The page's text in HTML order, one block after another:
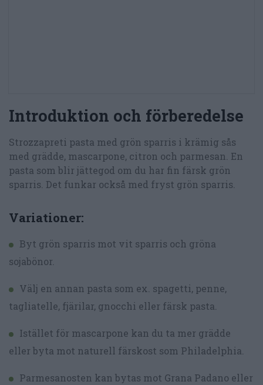
Introduktion och förberedelse
Strozzapreti pasta med grön sparris i krämig sås
med grädde, mascarpone, citron och parmesan. En
pasta som blir jättegod om du har fin färsk grön
sparris. Det funkar också med fryst grön sparris.
Variationer:
Byt grön sparris mot vit sparris och gröna
sojabönor.
Välj en annan pasta som ex. spagetti, penne,
tagliatelle, fjärilar, gnocchi eller färsk pasta.
Istället för mascarpone kan du ta mer grädde
eller byta mot naturell färskost som Philadelphia.
Parmesanosten kan bytas mot Grana Padano eller